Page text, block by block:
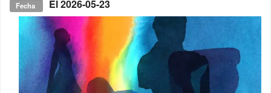
Fecha El2026-05-23